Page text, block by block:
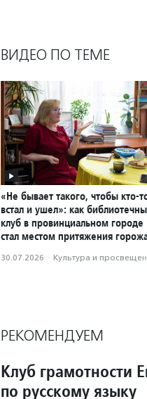
ВИДЕО ПО ТЕМЕ
«Не бывает такого, чтобы кто-
встал и ушел»: как
клуб в провинциальном городе
стал местом притяжения
30.07.2026 · Культура и
РЕКОМЕНДУЕМ
Клуб грамотности
по русскому языку